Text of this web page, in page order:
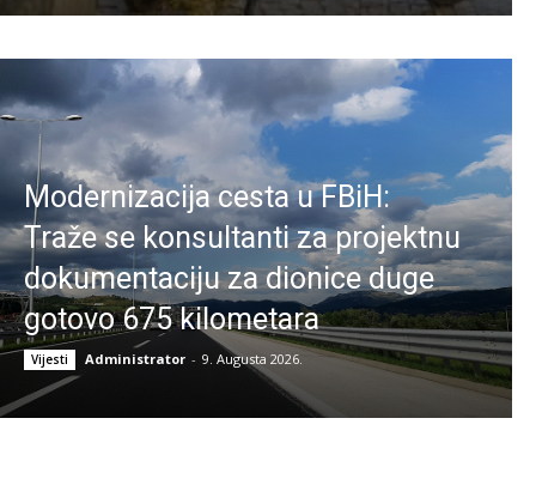
Modernizacija cesta u FBiH:
Traže se konsultanti za projektnu
dokumentaciju za dionice duge
gotovo 675 kilometara
Vijesti Administrator - 9. Augusta 2026.